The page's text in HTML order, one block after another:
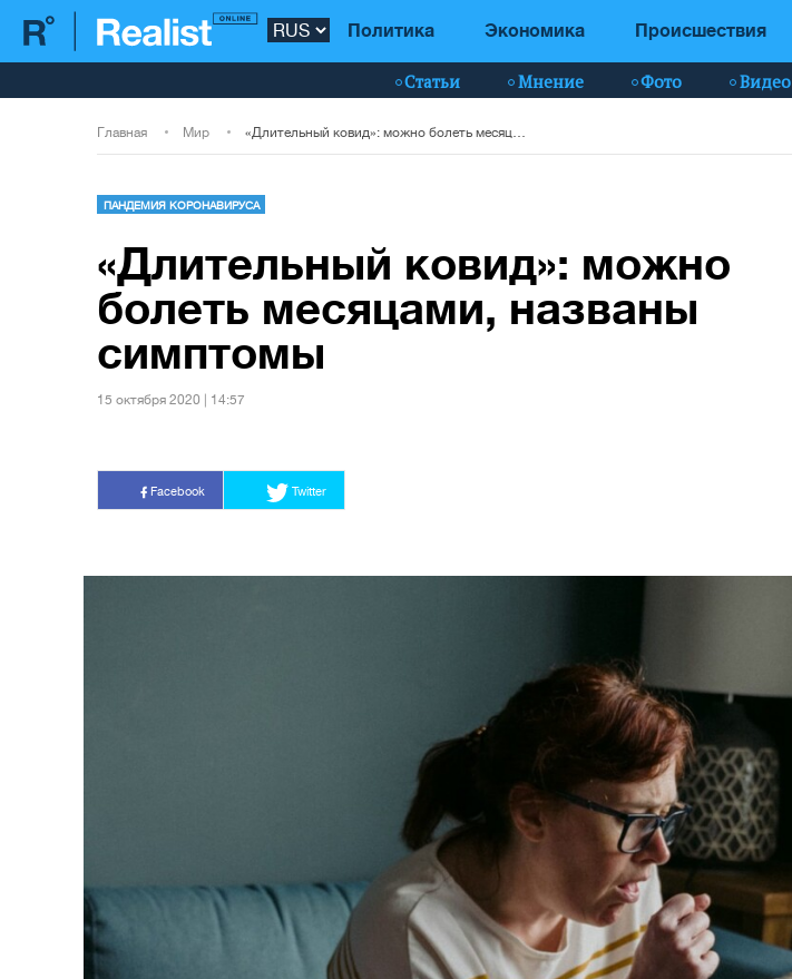
Политика Экономика Происшествия
Статьи Мнение Фото Видео
Главная Мир
ПАНДЕМИЯ КОРОНАВИРУСА
«Длительный ковид»: можно
болеть месяцами, названы
симптомы
15 октября 2020 | 14:57
Facebook Twitter